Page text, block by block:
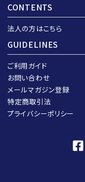
CONTENTS
法人の方はこちら
GUIDELINES
ご利用ガイド
お問い合わせ
メールマガジン登録
特定商取引法
プライバシーポリシー